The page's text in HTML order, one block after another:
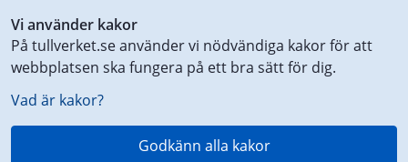
Vi använder kakor
På tullverket.se använder vi nödvändiga kakor för att
webbplatsen ska fungera på ett bra sätt för dig.
Vad är kakor?
Godkänn alla kakor
till
innehåll
på
aktuell